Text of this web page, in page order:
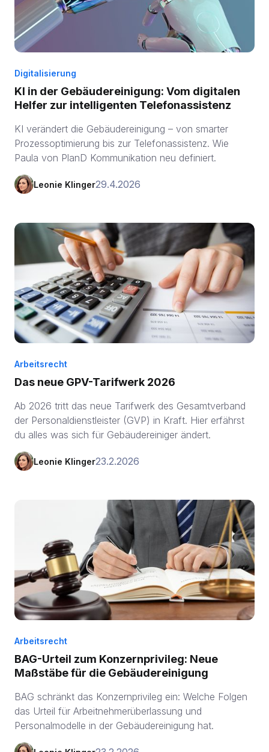
Digitalisierung
KI in der Gebäudereinigung: Vom digitalen
Helfer zur intelligenten Telefonassistenz
KI verändert die Gebäudereinigung – von smarter
Prozessoptimierung bis zur Telefonassistenz. Wie
Paula von PlanD Kommunikation neu definiert.
Leonie Klinger29.4.2026
Arbeitsrecht
Das neue GPV-Tarifwerk 2026
Ab 2026 tritt das neue Tarifwerk des Gesamtverband
der Personaldienstleister (GVP) in Kraft. Hier erfährst
du alles was sich für Gebäudereiniger ändert.
Leonie Klinger23.2.2026
Arbeitsrecht
BAG-Urteil zum Konzernprivileg: Neue
Maßstäbe für die Gebäudereinigung
BAG schränkt das Konzernprivileg ein: Welche Folgen
das Urteil für Arbeitnehmerüberlassung und
Personalmodelle in der Gebäudereinigung hat.